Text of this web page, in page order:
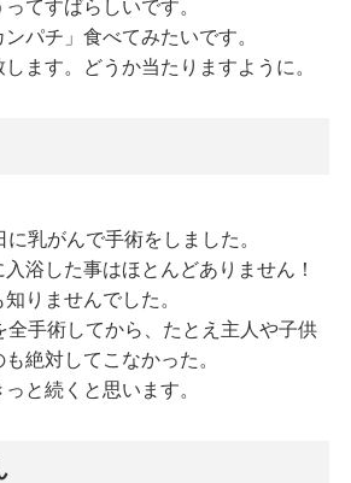
てすばらしいです。
パチ」食べてみたいです。
ます。どうか当たりますように。
乳がんで手術をしました。
浴した事はほとんどありません！
りませんでした。
全手術してから、たとえ主人や子供
絶対してこなかった。
と続くと思います。